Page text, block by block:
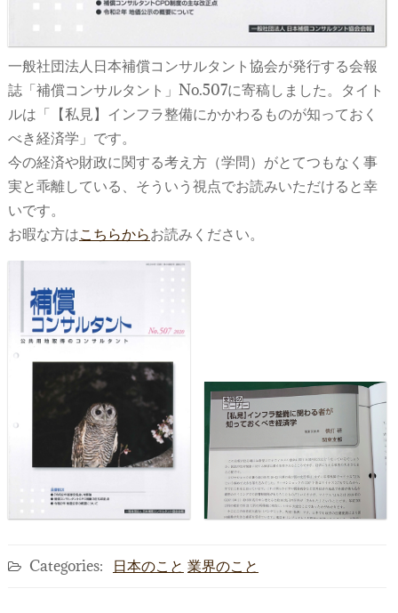
一般社団法人日本補償コンサルタント協会が発行する会報
誌「補償コンサルタント」No.507に寄稿しました。タイト
ルは「【私見】インフラ整備にかかわるものが知っておく
べき経済学」です。
今の経済や財政に関する考え方（学問）がとてつもなく事
実と乖離している、そういう視点でお読みいただけると幸
いです。
お暇な方はこちらからお読みください。
Categories: 日本のこと 業界のこと